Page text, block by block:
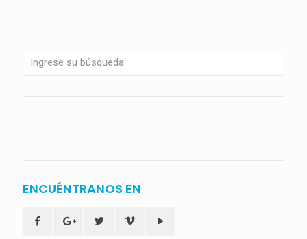
ENCUÉNTRANOS EN